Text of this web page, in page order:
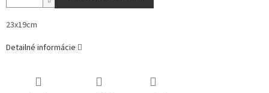
23x19cm
Detailné informácie